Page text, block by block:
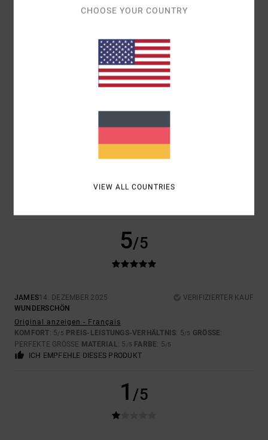
KOMFORT
PREIS-LEISTUNGS-VERHÄLTNIS
3.5
5/5
JAMES14. DEZEMBER 2025
VERIFIZIERTER KAUF
WUNDERSCHÖN
Original anzeigen - Français
KOMFORT: 5/5 PREIS-LEISTUNGS-VERHÄLTNIS: 5/5 GRÖSSE :
PERFEKTE GRÖSSE MATERIAL: 5 /5 FARBE: 5/5
ICH EMPFEHLE DIESES PRODUKT
1 /5
CHOOSE YOUR COUNTRY
VIEW ALL COUNTRIES